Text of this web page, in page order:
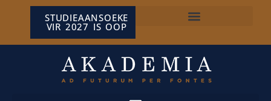
STUDIEAANSOEKE
VIR 2027 IS OOP